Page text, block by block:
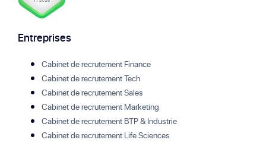
Entreprises
Cabinet de recrutement Finance
Cabinet de recrutement Tech
Cabinet de recrutement Sales
Cabinet de recrutement Marketing
Cabinet de recrutement BTP & Industrie
Cabinet de recrutement Life Sciences